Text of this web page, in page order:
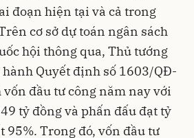
đoạn hiện tại và cả trong
cơ sở dự toán ngân sách
hội thông qua, Thủ tướng
Quyết định số 1603/QĐ-
vốn đầu tư công năm nay với
tỷ đồng và phấn đấu đạt tỷ
95%. Trong đó, vốn đầu tư